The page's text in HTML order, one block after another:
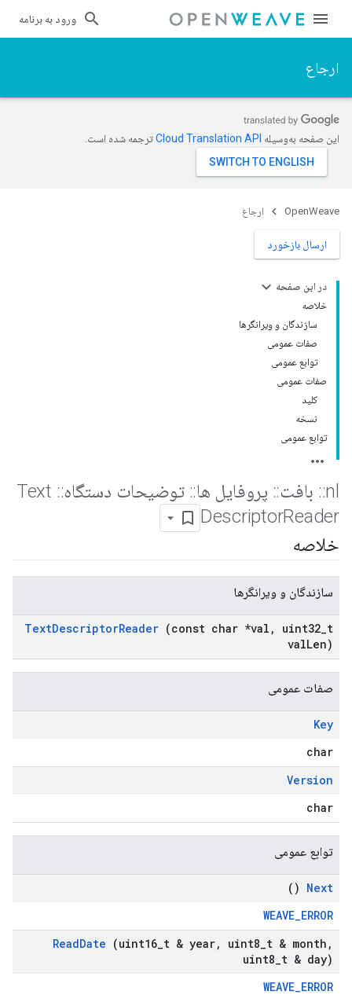
ورود به برنامه
ارجاع
این صفحه به‌وسیله ترجمه شده است.
OpenWeave ارجاع
ارسال بازخورد
در این صفحه
خلاصه
سازندگان و ویرانگرها
صفات عمومی
توابع عمومی
صفات عمومی
کلید
نسخه
توابع عمومی
nl
:: بافت:: پروفایل ها:: توضیحات دستگاه::
DescriptorReader
خلاصه
سازندگان و ویرانگرها
TextDescriptorReader (const char *val , uint32 t
valLen)
صفات عمومی
Key
char
Version
char
توابع عمومی
Next
()
WEAVE_ERROR
ReadDate (uint16 t & year, uint8 t & month ,
uint8 t & day)
WEAVE_ERROR